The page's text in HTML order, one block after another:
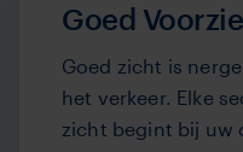
Goed
Goed zicht is
het verkeer. Elke
zicht begint bij uw